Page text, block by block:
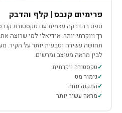
פרימיום קנבס | קלף והדבק
טפט בהדבקה עצמית עם טקסטורת
רך ויוקרתי יותר. אידיאלי למי
תחושה עשירה וטבעית יותר על הקיר.
לבין מראה מעוצב ומרשים.
טקסטורה יוקרתית
גימור מט
התקנה נוחה
מראה עשיר יותר